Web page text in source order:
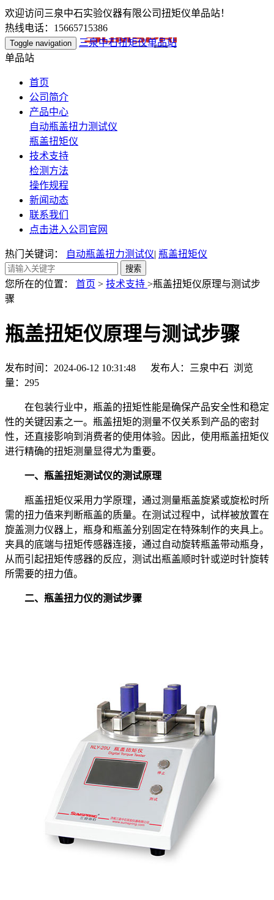
欢迎访问三泉中石实验仪器有限公司扭矩仪单品站！
热线电话：15665715386
Toggle navigation
三泉中石扭矩仪单品站
单品站
首页
公司简介
产品中心
自动瓶盖扭力测试仪
瓶盖扭矩仪
技术支持
检测方法
操作规程
新闻动态
联系我们
点击进入公司官网
热门关键词： 自动瓶盖扭力测试仪| 瓶盖扭矩仪
您所在的位置： 首页 > 技术支持 >瓶盖扭矩仪原理与测试步
骤
瓶盖扭矩仪原理与测试步骤
发布时间：2024-06-12 10:31:48 发布人：三泉中石 浏览
量： 295
在包装行业中，瓶盖的扭矩性能是确保产品安全性和稳定
性的关键因素之一。瓶盖扭矩的测量不仅关系到产品的密封
性，还直接影响到消费者的使用体验。因此，使用瓶盖扭矩仪
进行精确的扭矩测量显得尤为重要。
一、瓶盖扭矩测试仪的测试原理
瓶盖扭矩仪采用力学原理，通过测量瓶盖旋紧或旋松时所
需的扭力值来判断瓶盖的质量。在测试过程中，试样被放置在
旋盖测力仪器上，瓶身和瓶盖分别固定在特殊制作的夹具上。
夹具的底端与扭矩传感器连接，通过自动旋转瓶盖带动瓶身，
从而引起扭矩传感器的反应，测试出瓶盖顺时针或逆时针旋转
所需要的扭力值。
二、瓶盖扭力仪的测试步骤